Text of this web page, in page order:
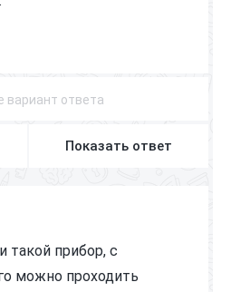
Показать ответ
такой прибор, с
можно проходить